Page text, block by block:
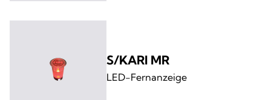
S/KARI MR
LED-Fernanzeige